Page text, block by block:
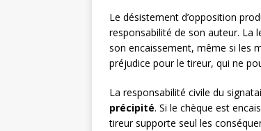
Le désistement d’opposition
responsabilité de son auteur. La
son encaissement, même si les
préjudice pour le tireur, qui ne
La responsabilité civile du
précipité. Si le chèque est
tireur supporte seul les